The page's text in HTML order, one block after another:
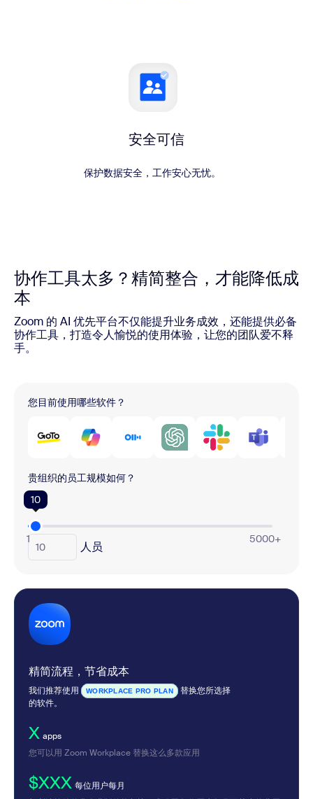
安全可信
保护数据安全，工作安心无忧。
协作工具太多？精简整合，才能降低成
本
Zoom 的 AI 优先平台不仅能提升业务成效，还能提供必备
协作工具，打造令人愉悦的使用体验，让您的团队爱不释
手。
您目前使用哪些软件？
贵组织的员工规模如何？
10
1 5000+
人员
精简流程，节省成本
我们推荐使用 WORKPLACE PRO PLAN
替换您所选择
的软件。
X apps
您可以用 Zoom Workplace 替换这么多款应用
$XXX 每位用户每月